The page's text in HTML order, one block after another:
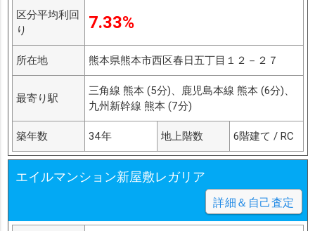
区分平均利回
り
7.33%
所在地 熊本県熊本市西区春日五丁目１２－２７
最寄り駅
三角線 熊本 (5分)、鹿児島本線 熊本 (6分)、
九州新幹線 熊本 (7分)
築年数 34年 地上階数 6階建て / RC
エイルマンション新屋敷レガリア
詳細＆自己査定